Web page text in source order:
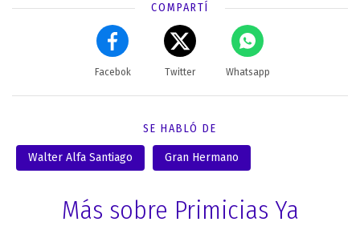
COMPARTÍ
Facebok Twitter Whatsapp
SE HABLÓ DE
Walter Alfa Santiago Gran Hermano
Más sobre Primicias Ya